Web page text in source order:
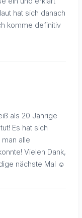
hat sich danach
komme definitiv
als 20 Jährige
Es hat sich
alle
Vielen Dank,
nächste Mal ☺️